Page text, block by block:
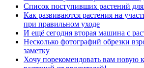
Список поступивших растений
Как развиваются растения на
при правильном уходе
И ещё сегодня вторая машина с
Несколько фотографий обрезки
заметку
Хочу порекомендовать вам новую